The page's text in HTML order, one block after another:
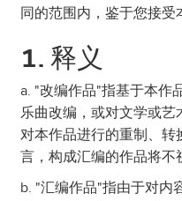
同的范围内，鉴于您接受
1. 释义
a. "改编作品"指基于本作
乐曲改编，或对文学或
对本作品进行的重制、
言，构成汇编的作品将不
b. "汇编作品"指由于对内